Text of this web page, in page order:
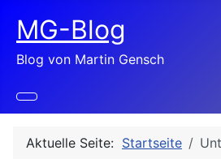
MG-Blog
Blog von Martin Gensch
Aktuelle Seite: Startseite